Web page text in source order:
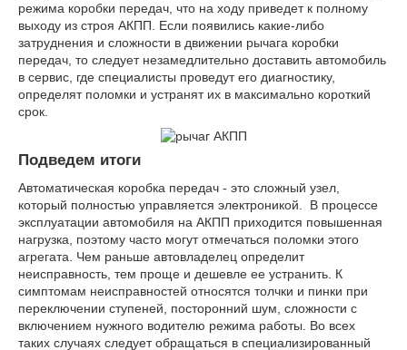
режима коробки передач, что на ходу приведет к полному
выходу из строя АКПП. Если появились какие-либо
затруднения и сложности в движении рычага коробки
передач, то следует незамедлительно доставить автомобиль
в сервис, где специалисты проведут его диагностику,
определят поломки и устранят их в максимально короткий
срок.
Подведем итоги
Автоматическая коробка передач - это сложный узел,
который полностью управляется электроникой. В процессе
эксплуатации автомобиля на АКПП приходится повышенная
нагрузка, поэтому часто могут отмечаться поломки этого
агрегата. Чем раньше автовладелец определит
неисправность, тем проще и дешевле ее устранить. К
симптомам неисправностей относятся толчки и пинки при
переключении ступеней, посторонний шум, сложности с
включением нужного водителю режима работы. Во всех
таких случаях следует обращаться в специализированный